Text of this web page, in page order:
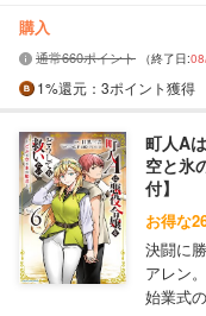
購入
通常660ポイント （終了日:
1%還元 ：3ポイント獲得
町人A
空と氷
付】
お得な
決闘に
アレン。
始業式